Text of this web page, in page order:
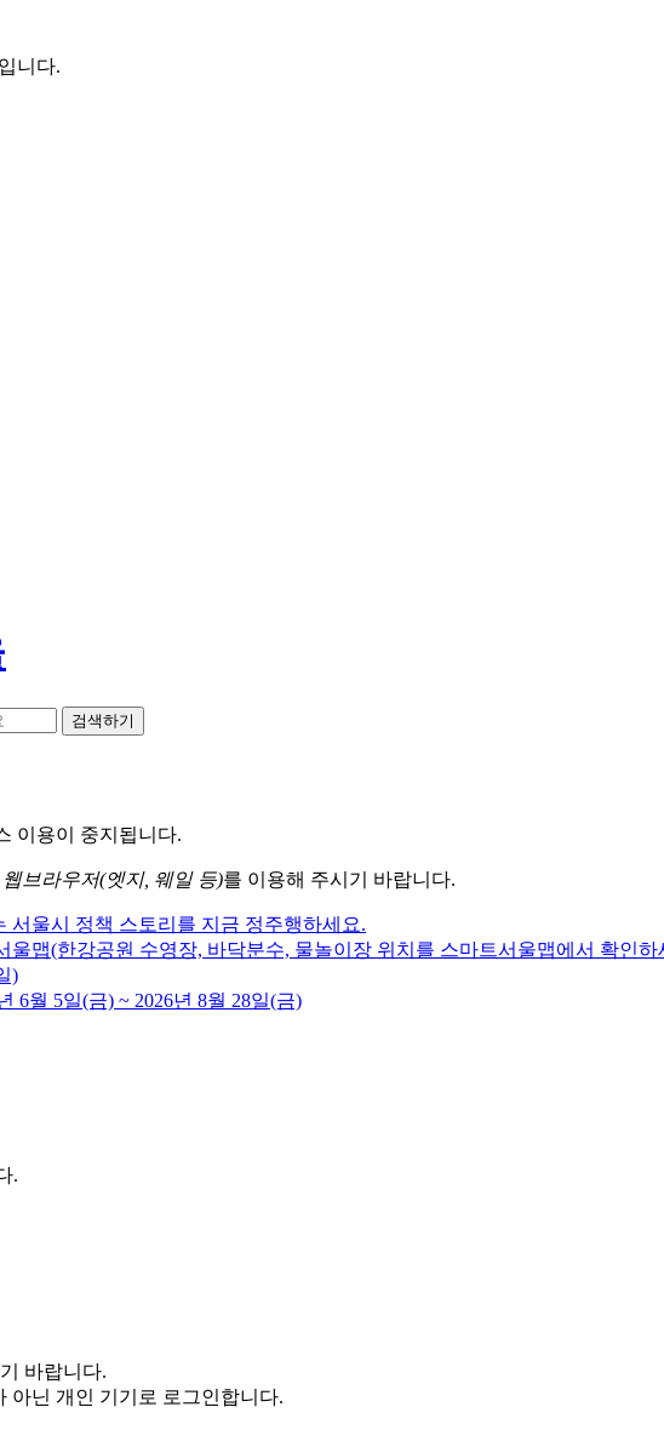
니다.
검색하기
이용이 중지됩니다.
웹브라우저(엣지, 웨일 등)를 이용해 주시기 바랍니다.
.
바랍니다.
아닌 개인 기기로 로그인합니다.